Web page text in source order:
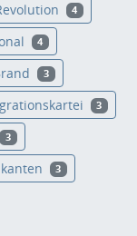
4
4
3
3
3
3